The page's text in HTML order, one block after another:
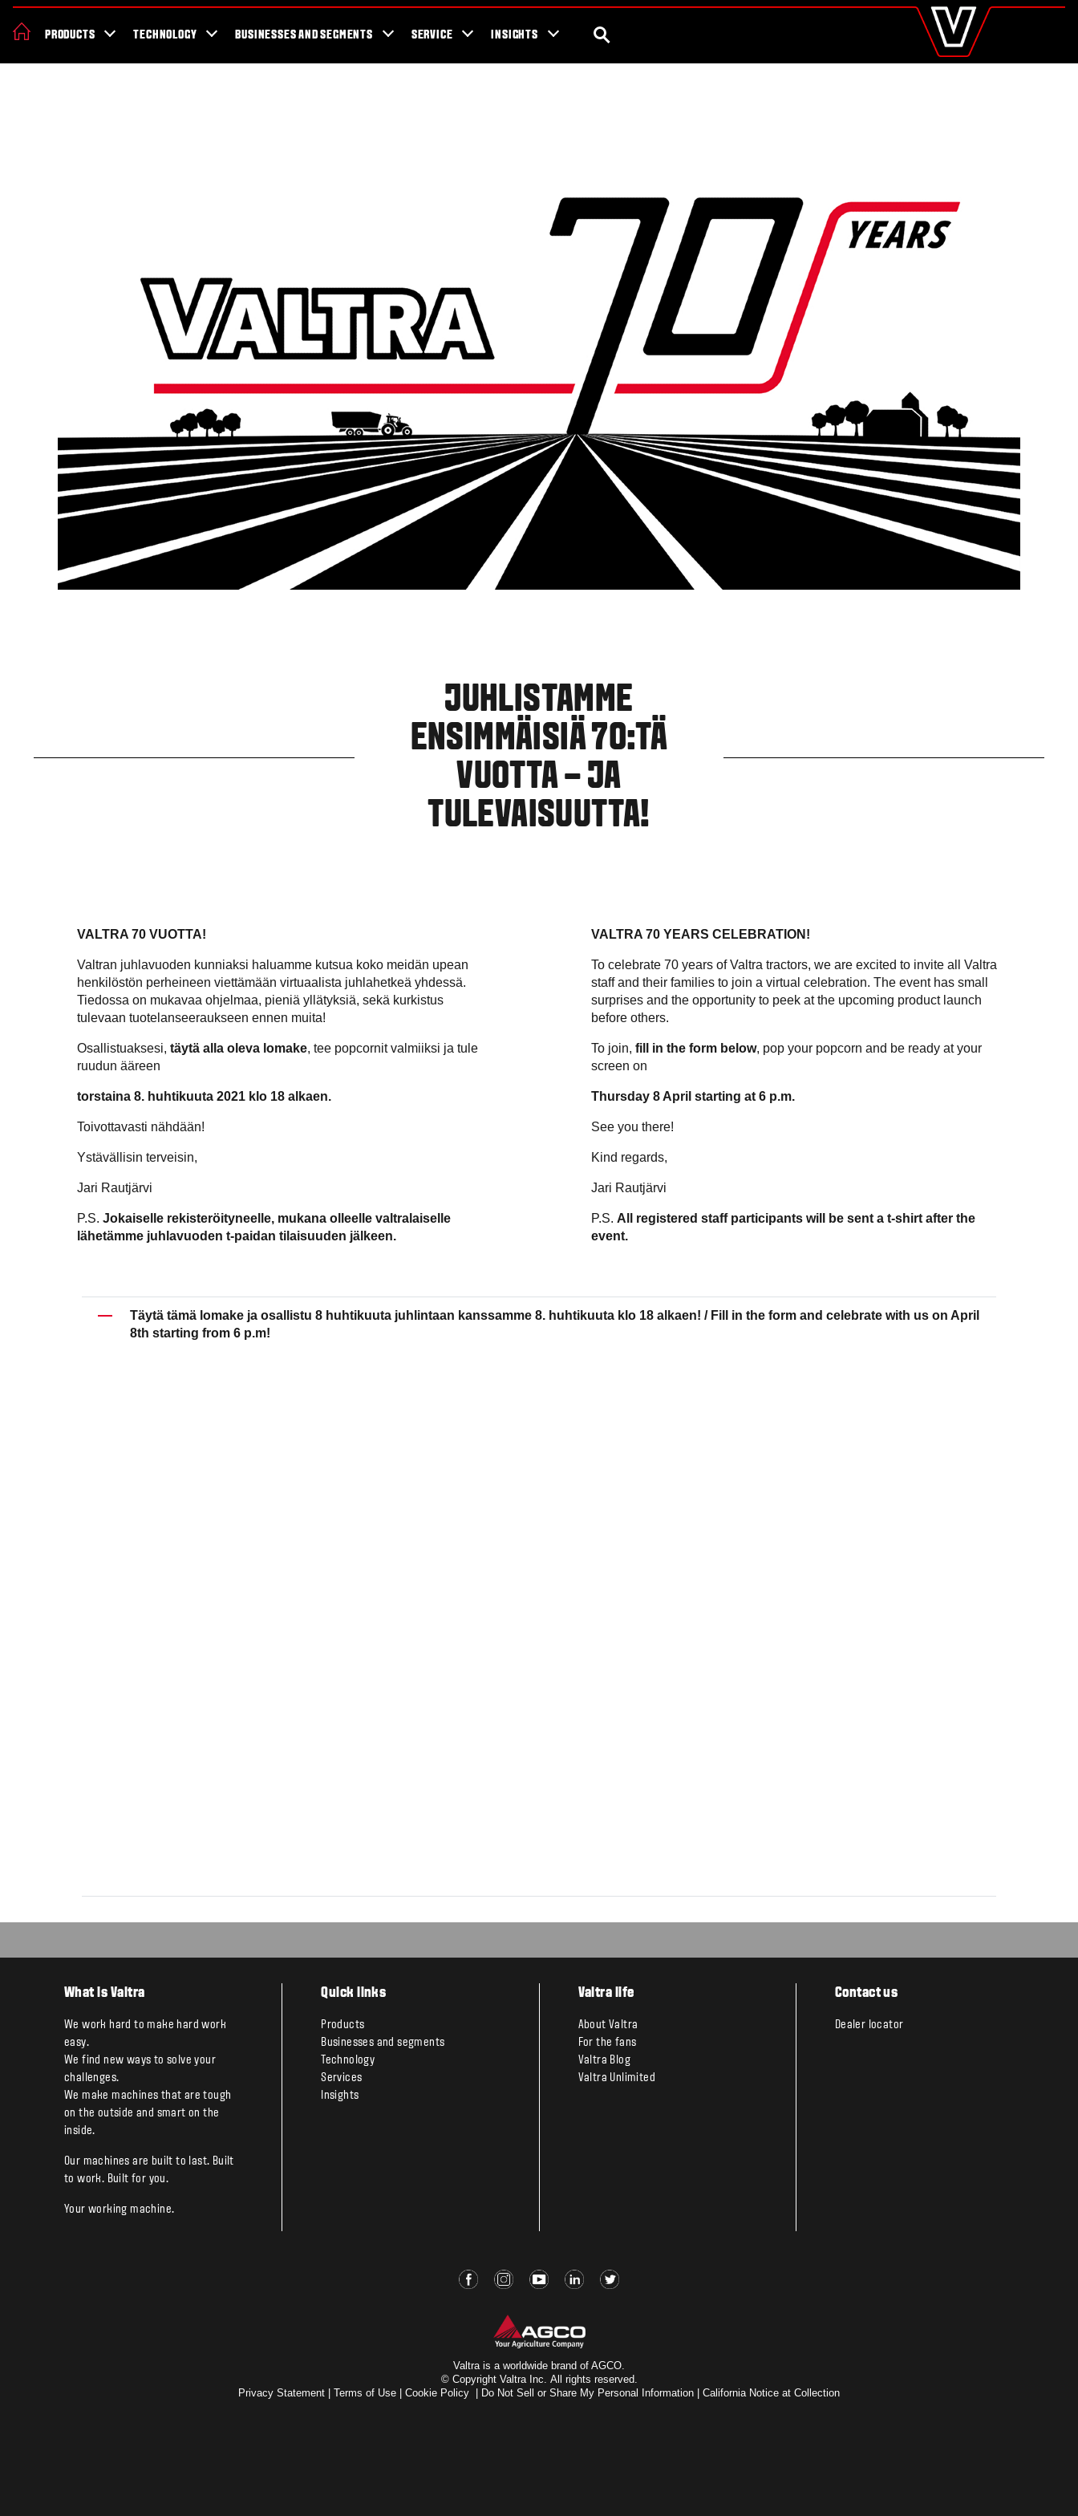
valtra.com
Germany
Hungary
Italy
Sweden
United Kingdom
Eastern Europe
Україна
South America
Brazil
Middle East
United Arab Emirates
PRODUCTS TECHNOLOGY BUSINESSES AND SEGMENTS SERVICE INSIGHTS SEARCH
JUHLISTAMME
ENSIMMÄISIÄ 70:TÄ
VUOTTA – JA
TULEVAISUUTTA!
VALTRA 70 VUOTTA!
Valtran juhlavuoden kunniaksi haluamme kutsua koko meidän upean
henkilöstön perheineen viettämään virtuaalista juhlahetkeä yhdessä.
Tiedossa on mukavaa ohjelmaa, pieniä yllätyksiä, sekä kurkistus
tulevaan tuotelanseeraukseen ennen muita!
Osallistuaksesi, täytä alla oleva lomake, tee popcornit valmiiksi ja tule
ruudun ääreen
torstaina 8. huhtikuuta 2021 klo 18 alkaen.
Toivottavasti nähdään!
Ystävällisin terveisin,
Jari Rautjärvi
P.S. Jokaiselle rekisteröityneelle, mukana olleelle valtralaiselle
lähetämme juhlavuoden t-paidan tilaisuuden jälkeen.
VALTRA 70 YEARS CELEBRATION!
To celebrate 70 years of Valtra tractors, we are excited to invite all Valtra
staff and their families to join a virtual celebration. The event has small
surprises and the opportunity to peek at the upcoming product launch
before others.
To join, fill in the form below, pop your popcorn and be ready at your
screen on
Thursday 8 April starting at 6 p.m.
See you there!
Kind regards,
Jari Rautjärvi
P.S. All registered staff participants will be sent a t-shirt after the
event.
Täytä tämä lomake ja osallistu 8 huhtikuuta juhlintaan kanssamme 8. huhtikuuta klo 18 alkaen! / Fill in the form and celebrate with us on April
8th starting from 6 p.m!
What is Valtra
We work hard to make hard work
easy.
We find new ways to solve your
challenges.
We make machines that are tough
on the outside and smart on the
inside.
Our machines are built to last. Built
to work. Built for you.
Your working machine.
Quick links
Products
Businesses and segments
Technology
Services
Insights
Valtra life
About Valtra
For the fans
Valtra Blog
Valtra Unlimited
Contact us
Dealer locator
Valtra is a worldwide brand of AGCO.
© Copyright Valtra Inc. All rights reserved.
Privacy Statement
Terms of Use Cookie Policy Do Not Sell or Share My Personal Information California Notice at Collection